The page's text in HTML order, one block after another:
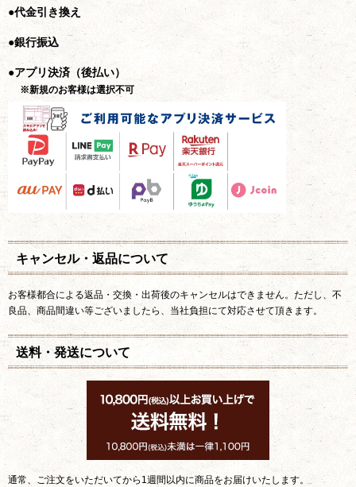
●代金引き換え
●銀行振込
●アプリ決済（後払い）
※新規のお客様は選択不可
キャンセル・返品について
お客様都合による返品・交換・出荷後のキャンセルはできません。ただし、不
良品、商品間違い等ございましたら、当社負担にて対応させて頂きます。
送料・発送について
通常、ご注文をいただいてから1週間以内に商品をお届けいたします。